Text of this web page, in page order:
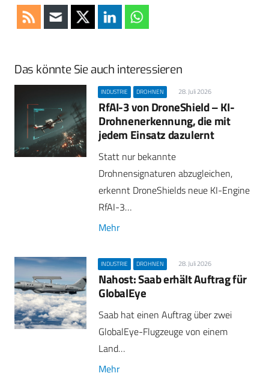
Das könnte Sie auch interessieren
INDUSTRIE DROHNEN 28. Juli 2026
RfAI-3 von DroneShield – KI-
Drohnenerkennung, die mit
jedem Einsatz dazulernt
Statt nur bekannte
Drohnensignaturen abzugleichen,
erkennt DroneShields neue KI-Engine
RfAI-3…
Mehr
INDUSTRIE DROHNEN 28. Juli 2026
Nahost: Saab erhält Auftrag für
GlobalEye
Saab hat einen Auftrag über zwei
GlobalEye-Flugzeuge von einem
Land…
Mehr